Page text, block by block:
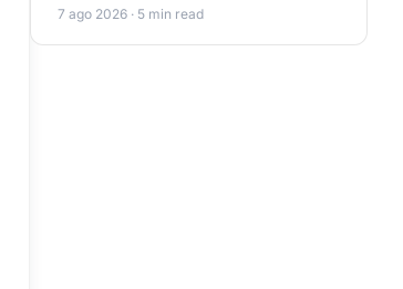
7 ago 2026 · 5 min read